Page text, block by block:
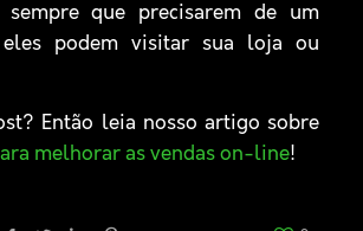
sempre que precisarem de um
eles podem visitar sua loja ou
Então leia nosso artigo sobre
melhorar as vendas on-line!